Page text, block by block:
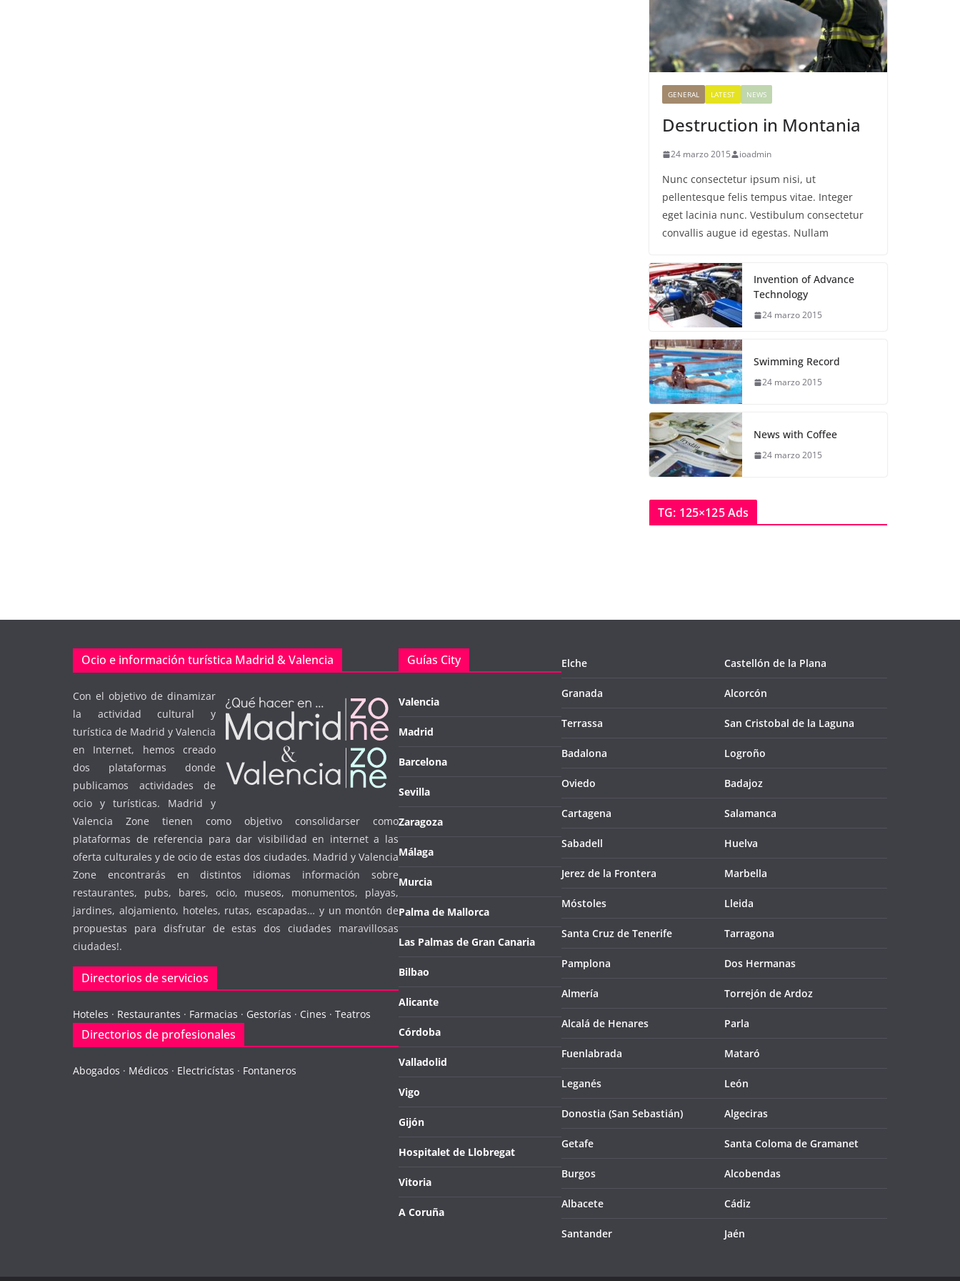
GENERAL LATEST NEWS
Destruction in Montania
24 marzo 2015 ioadmin
Nunc consectetur ipsum nisi, ut
pellentesque felis tempus vitae. Integer
eget lacinia nunc. Vestibulum consectetur
convallis augue id egestas. Nullam
Invention of Advance
Technology
24 marzo 2015
Swimming Record
24 marzo 2015
News with Coffee
24 marzo 2015
TG: 125×125 Ads
Ocio e información turística Madrid & Valencia
Con el objetivo de dinamizar
la actividad cultural y
turística de Madrid y Valencia
en Internet, hemos creado
dos plataformas donde
publicamos actividades de
ocio y turísticas. Madrid y
Valencia Zone tienen como objetivo consolidarser como
plataformas de referencia para dar visibilidad en internet a las
oferta culturales y de ocio de estas dos ciudades. Madrid y Valencia
Zone encontrarás en distintos idiomas información sobre
restaurantes, pubs, bares, ocio, museos, monumentos, playas,
jardines, alojamiento, hoteles, rutas, escapadas… y un montón de
propuestas para disfrutar de estas dos ciudades maravillosas
ciudades!.
Directorios de servicios
Hoteles · Restaurantes · Farmacias · Gestorías · Cines · Teatros
Directorios de profesionales
Abogados · Médicos · Electricístas · Fontaneros
Guías City
Valencia
Madrid
Barcelona
Sevilla
Zaragoza
Málaga
Murcia
Palma de Mallorca
Las Palmas de Gran Canaria
Bilbao
Alicante
Córdoba
Valladolid
Vigo
Gijón
Hospitalet de Llobregat
Vitoria
A Coruña
Elche
Granada
Terrassa
Badalona
Oviedo
Cartagena
Sabadell
Jerez de la Frontera
Móstoles
Santa Cruz de Tenerife
Pamplona
Almería
Alcalá de Henares
Fuenlabrada
Leganés
Donostia (San Sebastián)
Getafe
Burgos
Albacete
Santander
Castellón de la Plana
Alcorcón
San Cristobal de la Laguna
Logroño
Badajoz
Salamanca
Huelva
Marbella
Lleida
Tarragona
Dos Hermanas
Torrejón de Ardoz
Parla
Mataró
León
Algeciras
Santa Coloma de Gramanet
Alcobendas
Cádiz
Jaén